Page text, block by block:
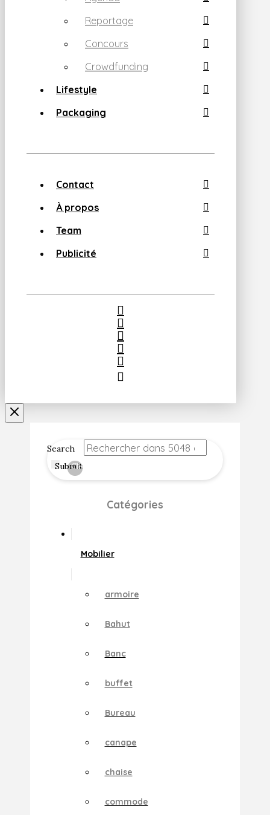
Reportage
Concours
Crowdfunding
Lifestyle
Packaging
Contact
À propos
Team
Publicité
Search
Submit
Clear
Catégories
Mobilier
armoire
Bahut
Banc
buffet
Bureau
canape
chaise
commode